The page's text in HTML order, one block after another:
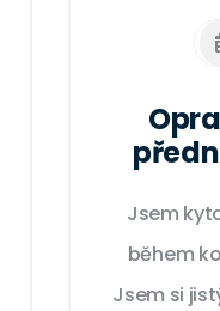
Jsem
během
Jsem si